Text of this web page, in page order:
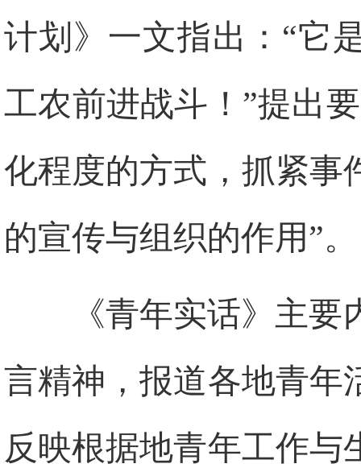
计划》一文指出：“它
工农前进战斗！”提出
化程度的方式，抓紧事
的宣传与组织的作用”。
《青年实话》主
言精神，报道各地青年
反映根据地青年工作与